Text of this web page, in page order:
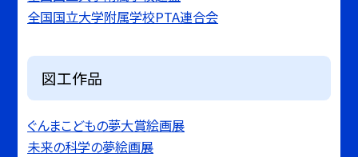
全国国立大学附属学校PTA連合会
図工作品
ぐんまこどもの夢大賞絵画展
未来の科学の夢絵画展